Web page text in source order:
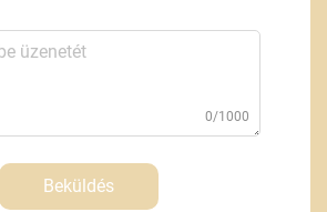
0/1000
Beküldés